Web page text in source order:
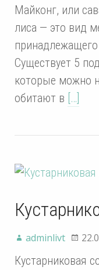
Майконг, или
лиса — это вид
Существует 5
которые можно
обитают в […]
adminlivt
Кустарниковая